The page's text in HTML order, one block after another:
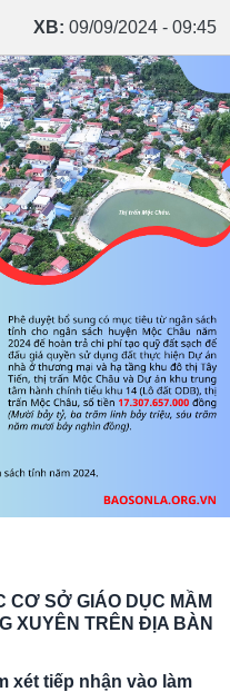
XB: 09/09/2024 - 09:45
CƠ SỞ GIÁO DỤC MẦM
XUYÊN TRÊN ĐỊA BÀN
xét tiếp nhận vào làm